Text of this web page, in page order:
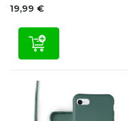
19,99 €